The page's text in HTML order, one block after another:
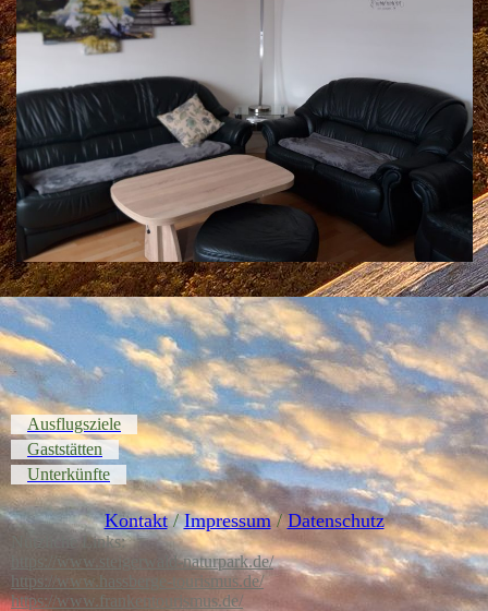
Ausflugsziele
Gaststätten
Unterkünfte
Kontakt/Impressum/Datenschutz
Nützliche Links:
https://www.steigerwald-naturpark.de/
https://www.hassberge-tourismus.de/
https://www.frankentourismus.de/